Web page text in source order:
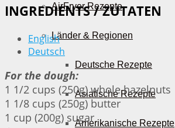
AirFryer Rezepte
Länder & Regionen
Deutsche Rezepte
Asiatische Rezepte
Amerikanische Rezepte
INGREDIENTS / ZUTATEN
English
Deutsch
For the dough:
1 1/2 cups (250g) whole hazelnuts
1 1/8 cups (250g) butter
1 cup (200g) sugar